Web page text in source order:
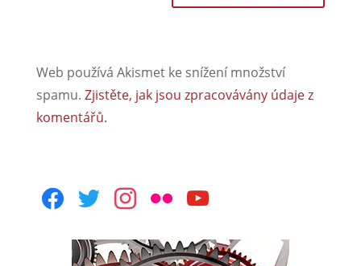
Web používá Akismet ke snížení množství
spamu. Zjistěte, jak jsou zpracovávány údaje z
komentářů.
facebooktwitterinstagram
flickr youtube